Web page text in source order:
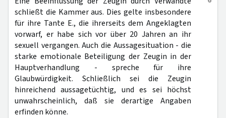
schließt die Kammer aus. Dies gelte insbesondere
für ihre Tante E., die ihrerseits dem Angeklagten
vorwarf, er habe sich vor über 20 Jahren an ihr
sexuell vergangen. Auch die Aussagesituation - die
starke emotionale Beteiligung der Zeugin in der
Hauptverhandlung - spreche für ihre
Glaubwürdigkeit. Schließlich sei die Zeugin
hinreichend aussagetüchtig, und es sei höchst
unwahrscheinlich, daß sie derartige Angaben
erfinden könne.